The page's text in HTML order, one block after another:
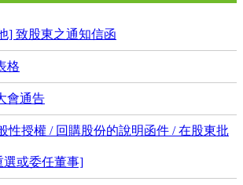
] 致股東之通知信函
格
會通告
性授權 / 回購股份的說明函件 / 在股東批
選或委任董事]